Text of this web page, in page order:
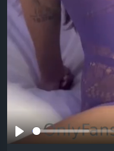
Воспроизвести